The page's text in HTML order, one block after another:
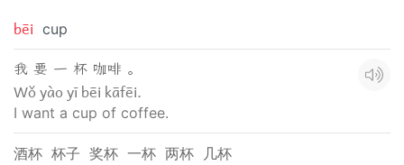
bēi cup
我 要 一 杯 咖啡 。
Wǒ yào yī bēi kāfēi.
I want a cup of coffee.
酒杯 杯子 奖杯 一杯 两杯 几杯